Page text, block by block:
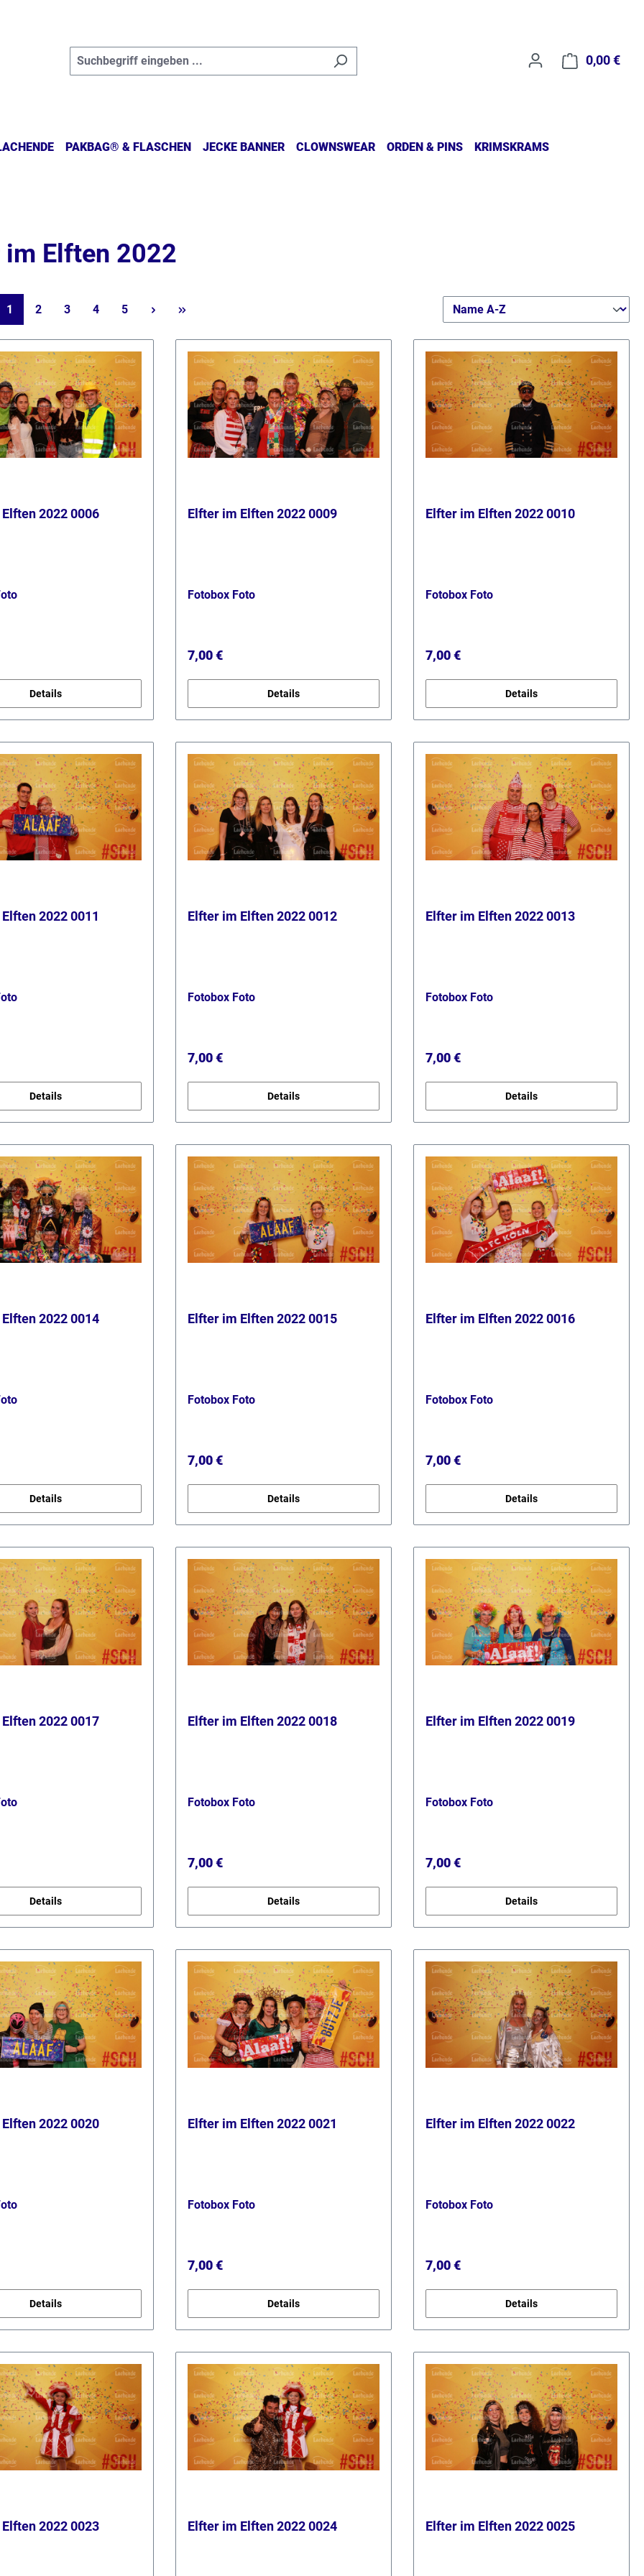
0,00 €
PAKBAG® & FLASCHEN JECKE BANNER CLOWNSWEAR ORDEN & PINS KRIMSKRAMS
im Elften 2022
Seite
1 Seite
2 Seite
3 Seite
4 Seite
5
2022 0006
Preis:
Details
Elfter im Elften 2022 0009
Fotobox Foto
Regulärer Preis:
7,00 €
Details
Elfter im Elften 2022 0010
Fotobox Foto
Regulärer Preis:
7,00 €
Details
2022 0011
Preis:
Details
Elfter im Elften 2022 0012
Fotobox Foto
Regulärer Preis:
7,00 €
Details
Elfter im Elften 2022 0013
Fotobox Foto
Regulärer Preis:
7,00 €
Details
2022 0014
Preis:
Details
Elfter im Elften 2022 0015
Fotobox Foto
Regulärer Preis:
7,00 €
Details
Elfter im Elften 2022 0016
Fotobox Foto
Regulärer Preis:
7,00 €
Details
2022 0017
Preis:
Details
Elfter im Elften 2022 0018
Fotobox Foto
Regulärer Preis:
7,00 €
Details
Elfter im Elften 2022 0019
Fotobox Foto
Regulärer Preis:
7,00 €
Details
2022 0020
Preis:
Details
Elfter im Elften 2022 0021
Fotobox Foto
Regulärer Preis:
7,00 €
Details
Elfter im Elften 2022 0022
Fotobox Foto
Regulärer Preis:
7,00 €
Details
2022 0023 Elfter im Elften 2022 0024 Elfter im Elften 2022 0025